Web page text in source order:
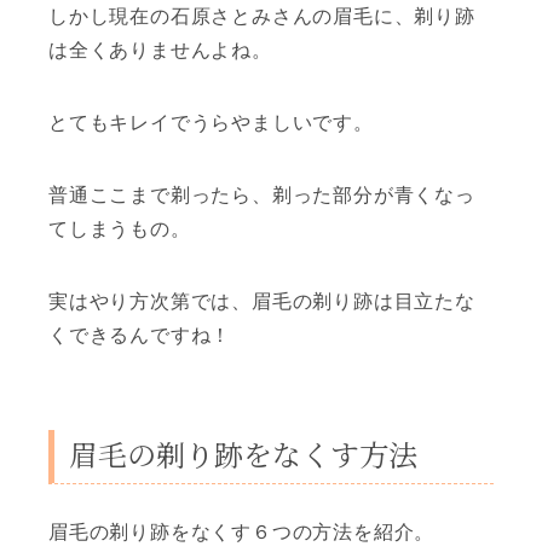
しかし現在の石原さとみさんの眉毛に、剃り跡
は全くありませんよね。
とてもキレイでうらやましいです。
普通ここまで剃ったら、剃った部分が青くなっ
てしまうもの。
実はやり方次第では、眉毛の剃り跡は目立たな
くできるんですね！
眉毛の剃り跡をなくす方法
眉毛の剃り跡をなくす６つの方法を紹介。